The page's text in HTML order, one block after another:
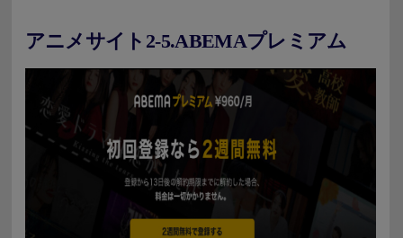
アニメサイト2-5.ABEMAプレミアム